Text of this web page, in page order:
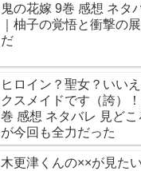
鬼の花嫁 9巻 感想 ネタ
｜柚子の覚悟と衝撃の
だ
ヒロイン？聖女？いい
クスメイドです（誇）
巻 感想 ネタバレ 見ど
が今回も全力だった
木更津くんの××が見た